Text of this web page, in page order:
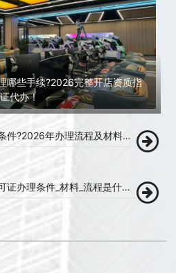
哪些手续?2026完整开店资质指
代办！
年办理流程及材料清单详解！
办理条件_材料_流程是什么？